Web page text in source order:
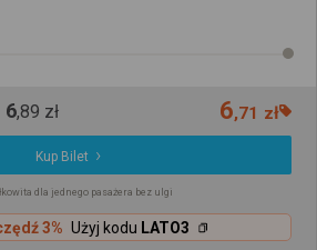
6,89 zł 6,71 zł
Kup Bilet
dla jednego pasażera bez ulgi
3% Użyj kodu LATO3